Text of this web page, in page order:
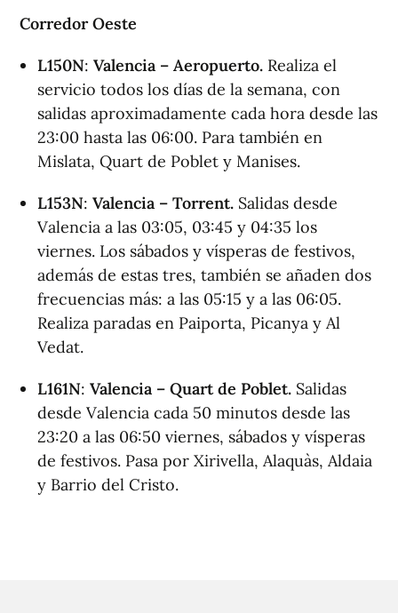
Corredor Oeste
L150N: Valencia – Aeropuerto. Realiza el
servicio todos los días de la semana, con
salidas aproximadamente cada hora desde las
23:00 hasta las 06:00. Para también en
Mislata, Quart de Poblet y Manises.
L153N: Valencia – Torrent. Salidas desde
Valencia a las 03:05, 03:45 y 04:35 los
viernes. Los sábados y vísperas de festivos,
además de estas tres, también se añaden dos
frecuencias más: a las 05:15 y a las 06:05.
Realiza paradas en Paiporta, Picanya y Al
Vedat.
L161N: Valencia – Quart de Poblet. Salidas
desde Valencia cada 50 minutos desde las
23:20 a las 06:50 viernes, sábados y vísperas
de festivos. Pasa por Xirivella, Alaquàs, Aldaia
y Barrio del Cristo.